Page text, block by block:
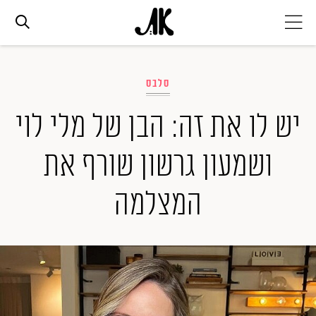
אופנה
ביוטי
סלבס
ערוצים נוספים
המגזין
סלבס
יש לו את זה: הבן של מלי לוי
ושמעון גרשון שורף את
המצלמה